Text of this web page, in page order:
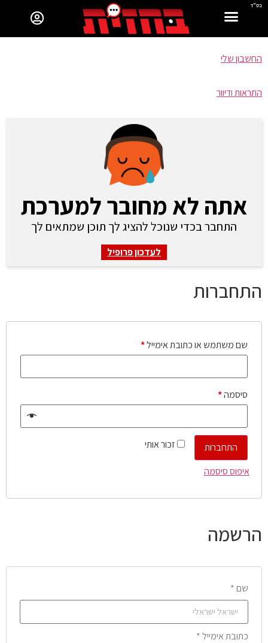
בס"ד
החשבון שלי
התראות ודיוור
אתה לא מחובר למערכת
התחבר בכדי שנוכל להציג לך תוכן שמתאים לך
לעדכון פרופיל
התחברות
שם משתמש או כתובת אימייל*
סיסמה*
זכור אותי
התחברות
איפוס סיסמה
הרשמה
שם *
כתובת אימייל *